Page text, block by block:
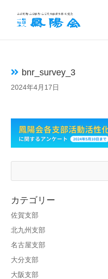
bnr_survey_3
2024年4月17日
カテゴリー
佐賀支部
北九州支部
名古屋支部
大分支部
大阪支部